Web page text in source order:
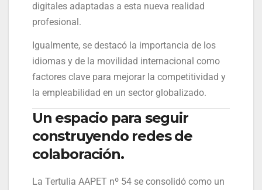
digitales adaptadas a esta nueva realidad
profesional.
Igualmente, se destacó la importancia de los
idiomas y de la movilidad internacional como
factores clave para mejorar la competitividad y
la empleabilidad en un sector globalizado.
Un espacio para seguir
construyendo redes de
colaboración.
La Tertulia AAPET nº 54 se consolidó como un